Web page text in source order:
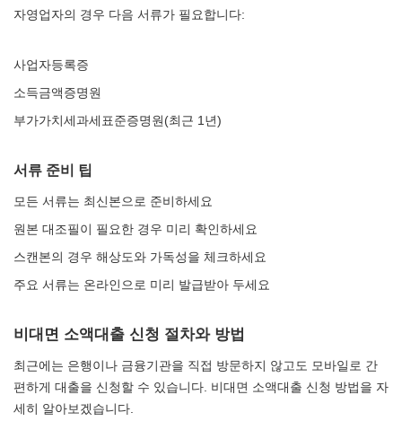
자영업자의 경우 다음 서류가 필요합니다:
사업자등록증
소득금액증명원
부가가치세과세표준증명원(최근 1년)
서류 준비 팁
모든 서류는 최신본으로 준비하세요
원본 대조필이 필요한 경우 미리 확인하세요
스캔본의 경우 해상도와 가독성을 체크하세요
주요 서류는 온라인으로 미리 발급받아 두세요
비대면 소액대출 신청 절차와 방법
최근에는 은행이나 금융기관을 직접 방문하지 않고도 모바일로 간
편하게 대출을 신청할 수 있습니다. 비대면 소액대출 신청 방법을 자
세히 알아보겠습니다.